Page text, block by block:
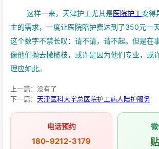
这样一来，天津护工尤其是医院护工变得
主的需求，一度让医院陪护费达到了350元一
这个数字不禁长叹：请不请，请不起。但是在
像他们抛去橄榄枝，或许是因为他们专业，或
理应如此。
上一篇：没有了
下一篇： 天津医科大学总医院护工病人陪护服务
电话预约
180-9212-3179